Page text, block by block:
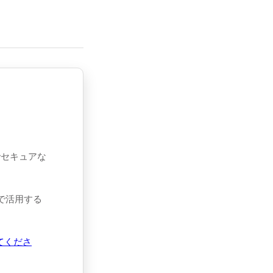
キュアな
活用する
くださ